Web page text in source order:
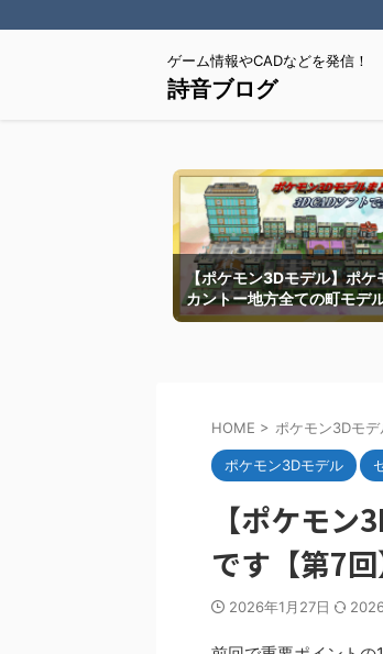
ゲーム情報やCADなどを発信！
詩音ブログ
【ポケモン3Dモデル】ポケ
カントー地方全ての町モデ
を紹介
HOME > ポケモン3Dモデ
ポケモン3Dモデル
【ポケモ
です【第7回
2026年1月27日